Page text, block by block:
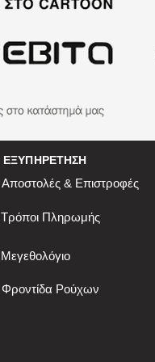
ΕΞΥΠΗΡΕΤΗΣΗ
Αποστολές & Επιστροφές
Τρόποι Πληρωμής
Μεγεθολόγιο
Φροντίδα Ρούχων